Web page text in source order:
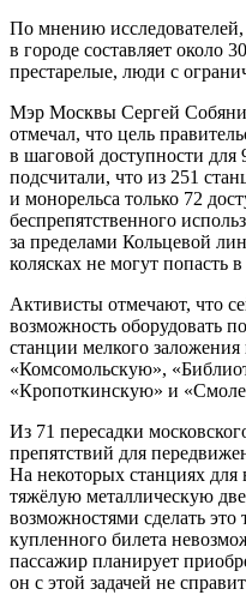
По мнению
в городе составляет около
престарелые, люди с
Мэр Москвы Сергей
отмечал, что цель
в шаговой доступности
подсчитали, что из 251
и монорельса только 72
беспрепятственного
за пределами Кольцевой
колясках не могут попасть
Активисты отмечают, что
возможность оборудовать
станции мелкого
«Комсомольскую»,
«Кропоткинскую» и
Из 71 пересадки
препятствий для
На некоторых станциях для
тяжёлую металлическую
возможностями сделать
купленного билета
пассажир планирует
он с этой задачей не